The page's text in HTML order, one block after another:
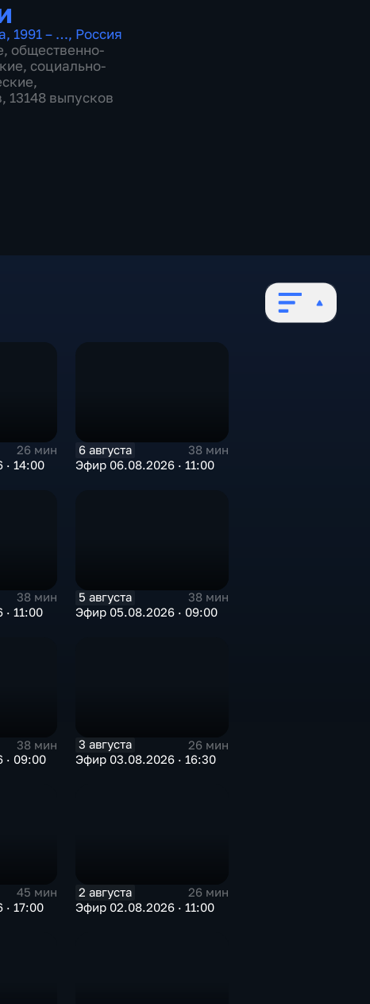
, 1991 – …, Россия
, общественно-
, социально-
,
13148 выпусков
26 мин
14:00
6 августа
38 мин
Эфир 06.08.2026 · 11:00
38 мин
11:00
5 августа
38 мин
Эфир 05.08.2026 · 09:00
38 мин
· 09:00
3 августа
26 мин
Эфир 03.08.2026 · 16:30
45 мин
17:00
2 августа
26 мин
Эфир 02.08.2026 · 11:00